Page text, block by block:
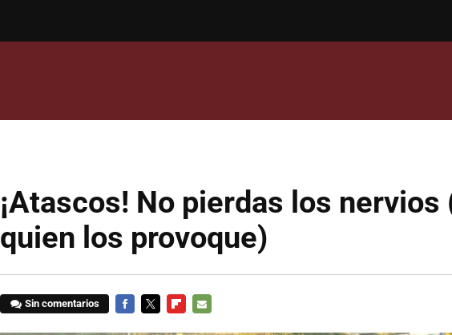
¡Atascos! No pierdas los nervios
quien los provoque)
Sin comentarios